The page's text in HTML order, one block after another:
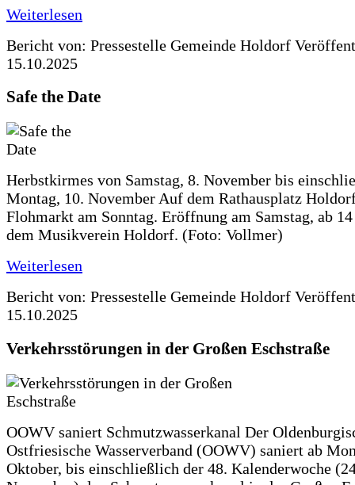
Weiterlesen
Bericht von: Pressestelle Gemeinde Holdorf
15.10.2025
Safe the Date
Herbstkirmes von Samstag, 8. November bis
Montag, 10. November Auf dem Rathausplatz
Flohmarkt am Sonntag. Eröffnung am Samstag, ab
dem Musikverein Holdorf. (Foto: Vollmer)
Weiterlesen
Bericht von: Pressestelle Gemeinde Holdorf
15.10.2025
Verkehrsstörungen in der Großen Eschstraße
OOWV saniert Schmutzwasserkanal Der
Ostfriesische Wasserverband (OOWV) saniert ab
Oktober, bis einschließlich der 48. Kalenderwoche